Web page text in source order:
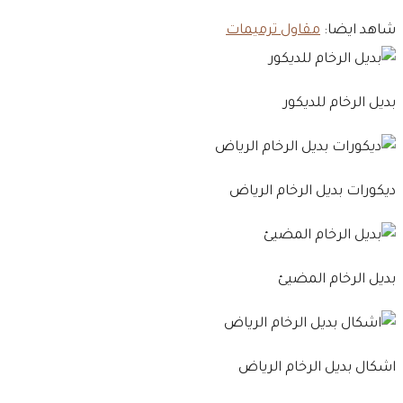
شاهد ايضا: مقاول ترميمات
بديل الرخام للديكور
ديكورات بديل الرخام الرياض
بديل الرخام المضيئ
اشكال بديل الرخام الرياض